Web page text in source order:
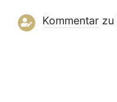
Kommentarzu